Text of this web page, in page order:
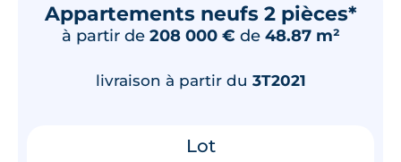
Appartements neufs 2 pièces*
à partir de 208 000 € de 48.87 m²
livraison à partir du 3T2021
Lot